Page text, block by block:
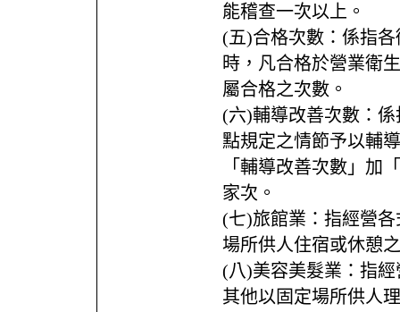
能稽查一次以上。
(五)合格次數：係指
時，凡合格於營業衛
屬合格之次數。
(六)輔導改善次數：
點規定之情節予以輔
「輔導改善次數」加
家次。
(七)旅館業：指經營
場所供人住宿或休憩
(八)美容美髮業：指
其他以固定場所供人